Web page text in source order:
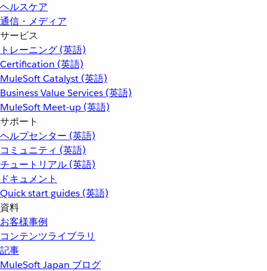
ヘルスケア
通信・メディア
サービス
トレーニング (英語)
Certification (英語)
MuleSoft Catalyst (英語)
Business Value Services (英語)
MuleSoft Meet-up (英語)
サポート
ヘルプセンター (英語)
コミュニティ (英語)
チュートリアル (英語)
ドキュメント
Quick start guides (英語)
資料
お客様事例
コンテンツライブラリ
記事
MuleSoft Japan ブログ